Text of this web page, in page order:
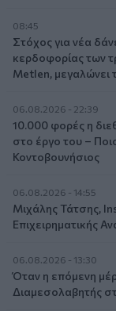
08:45
Στόχος για νέα
κερδοφορίας των
Metlen, μεγαλώνει
06.08.2026 - 22:39
10.000 φορές η
στο έργο του –
Κοντοβουνήσιος
06.08.2026 - 14:55
Μιχάλης Τάτσης,
Επιχειρηματικής
06.08.2026 - 13:30
Όταν η επόμενη
Διαμεσολαβητής